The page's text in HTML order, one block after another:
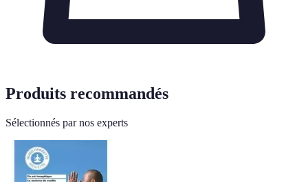
Produits recommandés
Sélectionnés par nos experts